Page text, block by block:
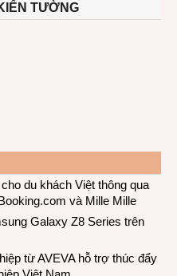
TƯỜNG
du khách Việt thông qua
và Mille Mille
Galaxy Z8 Series trên
từ AVEVA hỗ trợ thúc đẩy